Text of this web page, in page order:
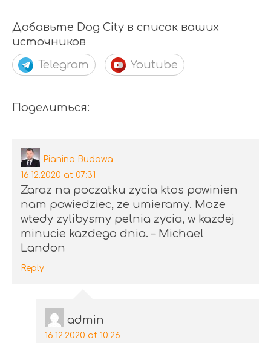
Добавьте Dog City в список ваших
источников
Telegram
Youtube
Поделиться:
Pianino Budowa
16.12.2020 at 07:31
Zaraz na poczatku zycia ktos powinien
nam powiedziec, ze umieramy. Moze
wtedy zylibysmy pelnia zycia, w kazdej
minucie kazdego dnia. – Michael
Landon
Reply
admin
16.12.2020 at 10:26